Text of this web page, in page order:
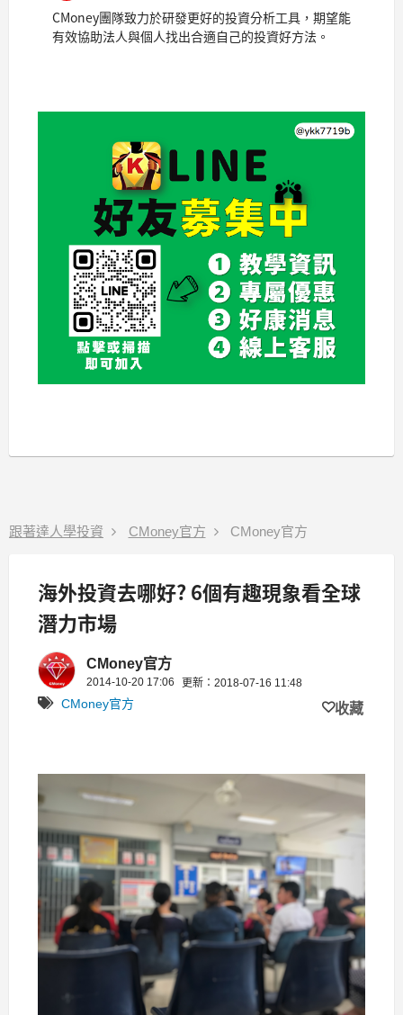
CMoney團隊致力於研發更好的投資分析工具，期望能
有效協助法人與個人找出合適自己的投資好方法。
跟著達人學投資 CMoney官方 CMoney官方
海外投資去哪好? 6個有趣現象看全球
潛力市場
CMoney官方
2014-10-20 17:06 更新：2018-07-16 11:48
CMoney官方 收藏